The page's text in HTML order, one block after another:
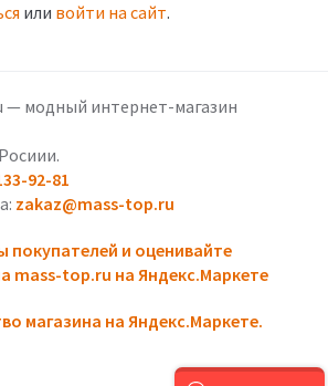
или войти на сайт.
— модный интернет-магазин
92-81
zakaz@mass-top.ru